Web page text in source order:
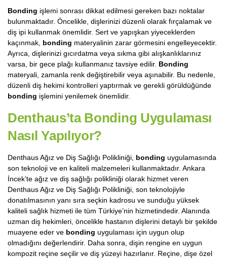
Bonding işlemi sonrası dikkat edilmesi gereken bazı noktalar
bulunmaktadır. Öncelikle, dişlerinizi düzenli olarak fırçalamak ve
diş ipi kullanmak önemlidir. Sert ve yapışkan yiyeceklerden
kaçınmak, bonding materyalinin zarar görmesini engelleyecektir.
Ayrıca, dişlerinizi gıcırdatma veya sıkma gibi alışkanlıklarınız
varsa, bir gece plağı kullanmanız tavsiye edilir. Bonding
materyali, zamanla renk değiştirebilir veya aşınabilir. Bu nedenle,
düzenli diş hekimi kontrolleri yaptırmak ve gerekli görüldüğünde
bonding işlemini yenilemek önemlidir.
Denthaus’ta Bonding Uygulaması
Nasıl Yapılıyor?
Denthaus Ağız ve Diş Sağlığı Polikliniği, bonding uygulamasında
son teknoloji ve en kaliteli malzemeleri kullanmaktadır. Ankara
İncek’te ağız ve diş sağlığı polikliniği olarak hizmet veren
Denthaus Ağız ve Diş Sağlığı Polikliniği, son teknolojiyle
donatılmasının yanı sıra seçkin kadrosu ve sunduğu yüksek
kaliteli sağlık hizmeti ile tüm Türkiye’nin hizmetindedir. Alanında
uzman diş hekimleri, öncelikle hastanın dişlerini detaylı bir şekilde
muayene eder ve bonding uygulaması için uygun olup
olmadığını değerlendirir. Daha sonra, dişin rengine en uygun
kompozit reçine seçilir ve diş yüzeyi hazırlanır. Reçine, dişe özel